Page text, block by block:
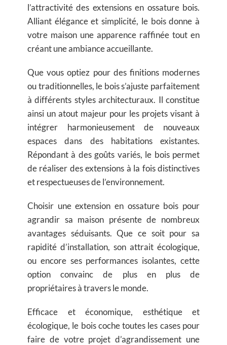
l’attractivité des extensions en ossature bois.
Alliant élégance et simplicité, le bois donne à
votre maison une apparence raffinée tout en
créant une ambiance accueillante.
Que vous optiez pour des finitions modernes
ou traditionnelles, le bois s’ajuste parfaitement
à différents styles architecturaux. Il constitue
ainsi un atout majeur pour les projets visant à
intégrer harmonieusement de nouveaux
espaces dans des habitations existantes.
Répondant à des goûts variés, le bois permet
de réaliser des extensions à la fois distinctives
et respectueuses de l’environnement.
Choisir une extension en ossature bois pour
agrandir sa maison présente de nombreux
avantages séduisants. Que ce soit pour sa
rapidité d’installation, son attrait écologique,
ou encore ses performances isolantes, cette
option convainc de plus en plus de
propriétaires à travers le monde.
Efficace et économique, esthétique et
écologique, le bois coche toutes les cases pour
faire de votre projet d’agrandissement une